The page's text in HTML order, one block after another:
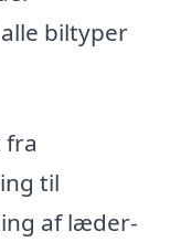
biltyper
fra
til
af læder-